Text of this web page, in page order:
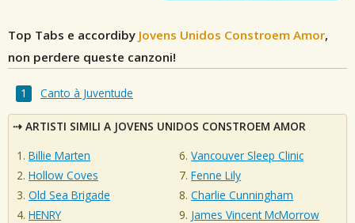
Top Tabs e accordiby Jovens Unidos Constroem Amor,
non perdere queste canzoni!
Canto à Juventude
ARTISTI SIMILI A JOVENS UNIDOS CONSTROEM AMOR
Billie Marten
Hollow Coves
Old Sea Brigade
HENRY
Vancouver Sleep Clinic
Fenne Lily
Charlie Cunningham
James Vincent McMorrow